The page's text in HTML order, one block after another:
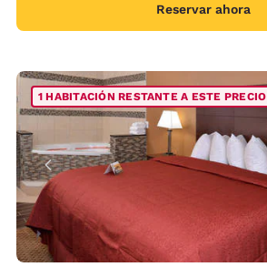
Reservar ahora
1 HABITACIÓN RESTANTE A ESTE PRECIO